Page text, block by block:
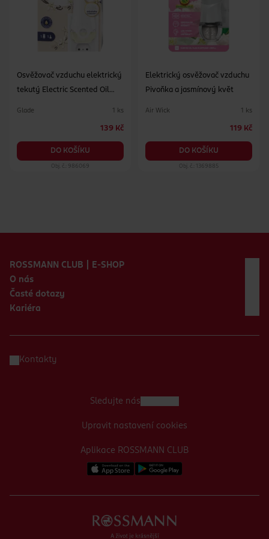
Osvěžovač vzduchu elektrický
tekutý Electric Scented Oil
Glade 1 ks
139 Kč
DO KOŠÍKU
Obj. č.: 986069
Elektrický osvěžovač vzduchu
Pivoňka a jasmínový květ
Air Wick 1 ks
119 Kč
DO KOŠÍKU
Obj. č.: 1369885
ROSSMANN CLUB | E-SHOP
O nás
Časté dotazy
Kariéra
Kontakty
Aplikace ROSSMANN CLUB
Sledujte nás
Upravit nastavení cookies